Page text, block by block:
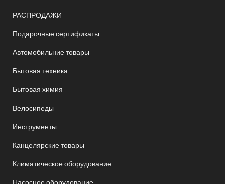
РАСПРОДАЖИ
Подарочные сертификаты
Автомобильние товары
Бытовая техника
Бытовая химия
Велосипеды
Инструменты
Канцелярские товары
Климатическое оборудование